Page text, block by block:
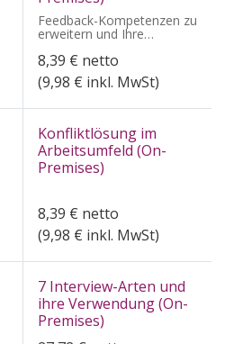
Feedback-Kompetenzen zu
erweitern und Ihre
steigern
8,39 € netto
(9,98 € inkl. MwSt)
Konfliktlösung im
Arbeitsumfeld (On-
Premises)
8,39 € netto
(9,98 € inkl. MwSt)
7 Interview-Arten und
ihre Verwendung (On-
Premises)